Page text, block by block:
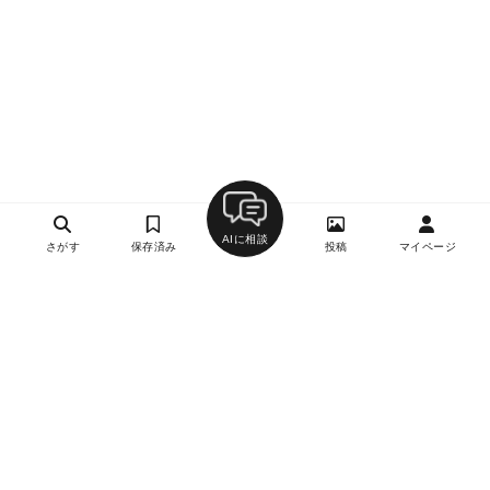
さがす 保存済み
AIに相談
投稿 マイページ